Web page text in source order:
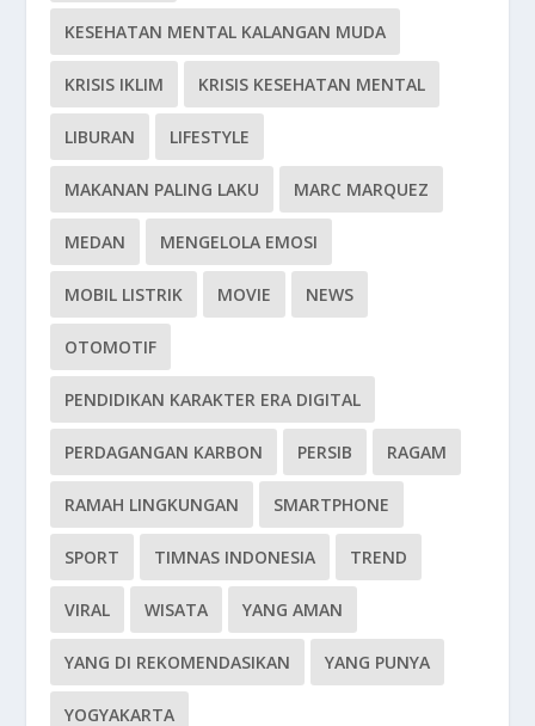
KESEHATAN MENTAL KALANGAN MUDA
KRISIS IKLIM KRISIS KESEHATAN MENTAL
LIBURAN LIFESTYLE
MAKANAN PALING LAKU MARC MARQUEZ
MEDAN MENGELOLA EMOSI
MOBIL LISTRIK MOVIE NEWS
OTOMOTIF
PENDIDIKAN KARAKTER ERA DIGITAL
PERDAGANGAN KARBON PERSIB RAGAM
RAMAH LINGKUNGAN SMARTPHONE
SPORT TIMNAS INDONESIA TREND
VIRAL WISATA YANG AMAN
YANG DI REKOMENDASIKAN YANG PUNYA
YOGYAKARTA